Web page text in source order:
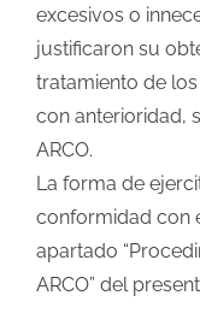
excesivos o
justificaron su
tratamiento de
con anterioridad,
ARCO.
La forma de
conformidad con
apartado
ARCO” del